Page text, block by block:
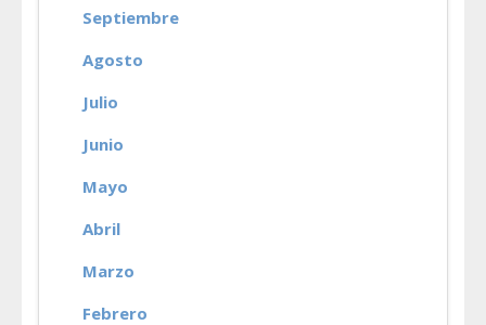
Septiembre
Agosto
Julio
Junio
Mayo
Abril
Marzo
Febrero